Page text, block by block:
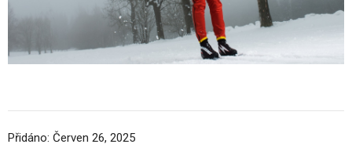
Přidáno: Červen 26, 2025